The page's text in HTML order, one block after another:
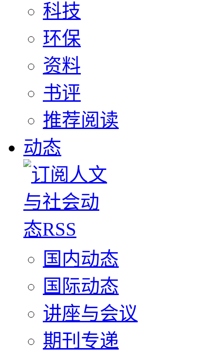
科技
环保
资料
书评
推荐阅读
动态
国内动态
国际动态
讲座与会议
期刊专递